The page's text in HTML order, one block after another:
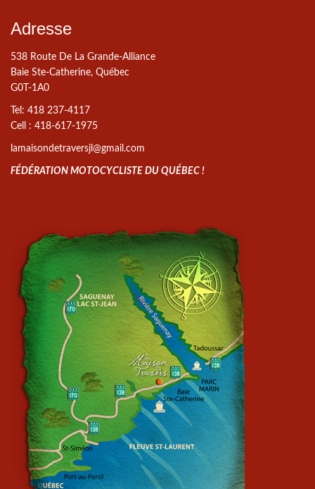
Adresse
538 Route De La Grande-Alliance
Baie Ste-Catherine, Québec
G0T-1A0
Tel: 418 237-4117
Cell : 418-617-1975
lamaisondetraversjl@gmail.com
FÉDÉRATION MOTOCYCLISTE DU QUÉBEC !